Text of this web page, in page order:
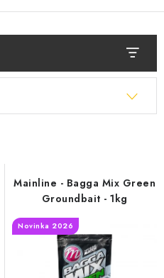
Mainline - Bagga Mix Green
Groundbait - 1kg
Novinka 2026